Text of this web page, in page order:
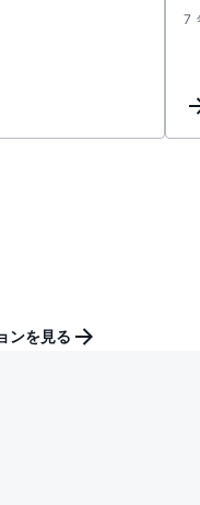
7
ンを見る